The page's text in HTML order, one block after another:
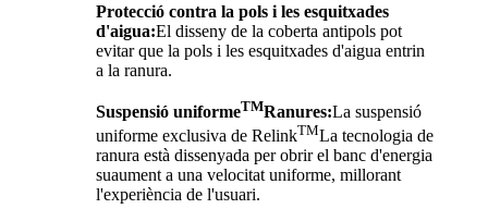
Protecció contra la pols i les esquitxades
d'aigua:El disseny de la coberta antipols pot
evitar que la pols i les esquitxades d'aigua entrin
a la ranura.
Suspensió uniformeTMRanures:La suspensió
uniforme exclusiva de RelinkTMLa tecnologia de
ranura està dissenyada per obrir el banc d'energia
suaument a una velocitat uniforme, millorant
l'experiència de l'usuari.